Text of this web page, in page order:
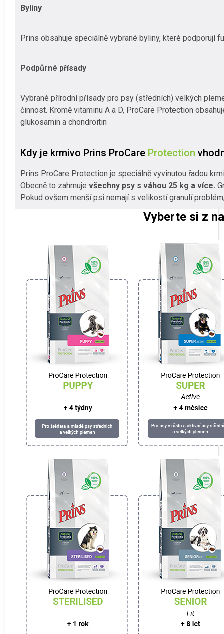
Byliny
Prins obsahuje speciálně vybrané byliny, které podporují
Podpůrné přísady
Vybrané přírodní přísady pro psy (středních) velkých
činnost. Kromě vitaminu A a D, ProCare Protection
glukosamin a chondroitin
Kdy je krmivo Prins ProCare Protection
Prins ProCare Protection je speciálně vyvinutou řadou
Obecně to zahrnuje všechny psy s váhou 25 kg a více.
Pokud ovšem menší psi nemají s velikostí granulí
Vyberte si z